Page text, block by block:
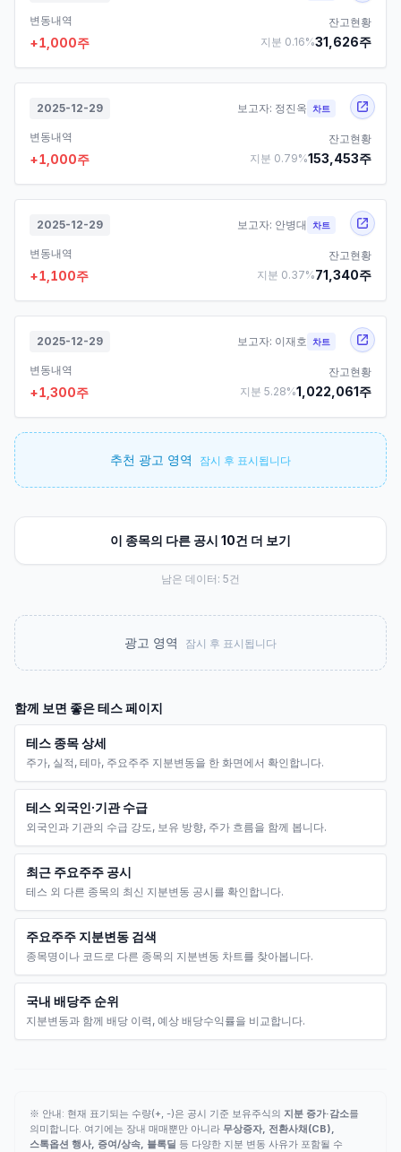
변동내역
+1,000주
잔고현황
지분 0.16%31,626주
2025-12-29 보고자: 정진옥 차트
변동내역
+1,000주
잔고현황
지분 0.79%153,453주
2025-12-29 보고자: 안병대 차트
변동내역
+1,100주
잔고현황
지분 0.37%71,340주
2025-12-29 보고자: 이재호 차트
변동내역
+1,300주
잔고현황
지분 5.28%1,022,061주
추천 광고 영역 잠시 후 표시됩니다
이 종목의 다른 공시 10건 더 보기
남은 데이터: 5건
광고 영역 잠시 후 표시됩니다
함께 보면 좋은테스페이지
테스 종목 상세
주가, 실적, 테마, 주요주주 지분변동을 한 화면에서 확인합니다.
테스 외국인·기관 수급
외국인과 기관의 수급 강도, 보유 방향, 주가 흐름을 함께 봅니다.
최근 주요주주 공시
테스 외 다른 종목의 최신 지분변동 공시를 확인합니다.
주요주주 지분변동 검색
종목명이나 코드로 다른 종목의 지분변동 차트를 찾아봅니다.
국내 배당주 순위
지분변동과 함께 배당 이력, 예상 배당수익률을 비교합니다.
※ 안내: 현재 표기되는 수량(+, -)은 공시 기준 보유주식의 지분 증가·감소를
의미합니다. 여기에는 장내 매매뿐만 아니라 무상증자, 전환사채(CB),
스톡옵션 행사, 증여/상속, 블록딜 등 다양한 지분 변동 사유가 포함될 수